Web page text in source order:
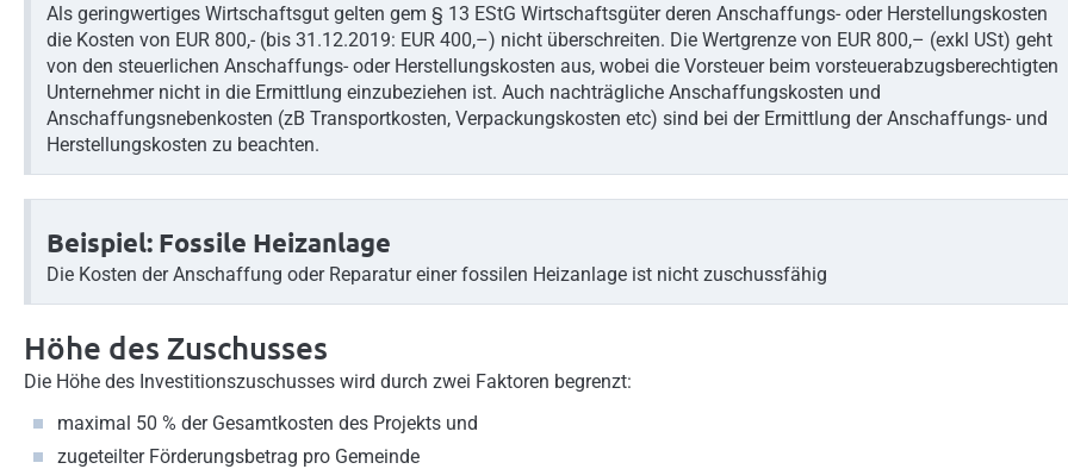
Als geringwertiges Wirtschaftsgut gelten gem § 13 EStG Wirtschaftsgüter deren Anschaffungs- oder Herstellungskosten
die Kosten von EUR 800,- (bis 31.12.2019: EUR 400,–) nicht überschreiten. Die Wertgrenze von EUR 800,– (exkl USt) geht
von den steuerlichen Anschaffungs- oder Herstellungskosten aus, wobei die Vorsteuer beim vorsteuerabzugsberechtigten
Unternehmer nicht in die Ermittlung einzubeziehen ist. Auch nachträgliche Anschaffungskosten und
Anschaffungsnebenkosten (zB Transportkosten, Verpackungskosten etc) sind bei der Ermittlung der Anschaffungs- und
Herstellungskosten zu beachten.
Beispiel: Fossile Heizanlage
Die Kosten der Anschaffung oder Reparatur einer fossilen Heizanlage ist nicht zuschussfähig
Höhe des Zuschusses
Die Höhe des Investitionszuschusses wird durch zwei Faktoren begrenzt:
maximal 50 % der Gesamtkosten des Projekts und
zugeteilter Förderungsbetrag pro Gemeinde